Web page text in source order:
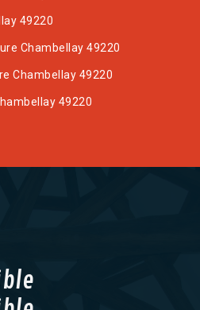
49220
Chambellay 49220
Chambellay 49220
49220